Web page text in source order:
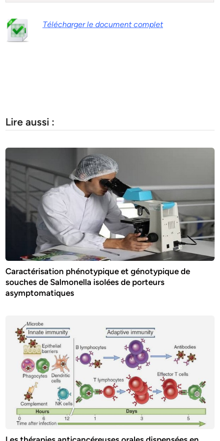
Télécharger le document complet
Lire aussi :
Caractérisation phénotypique et génotypique de
souches de Salmonella isolées de porteurs
asymptomatiques